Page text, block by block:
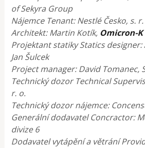
of Sekyra Group
Nájemce Tenant: Nestlé Česko, s.
Architekt: Martin Kotík, Omicron-K
Projektant statiky Statics designer:
Jan Šulcek
Project manager: David Tomanec,
Technický dozor Technical
r. o.
Technický dozor nájemce:
Generální dodavatel Concractor:
divize 6
Dodavatel vytápění a větrání